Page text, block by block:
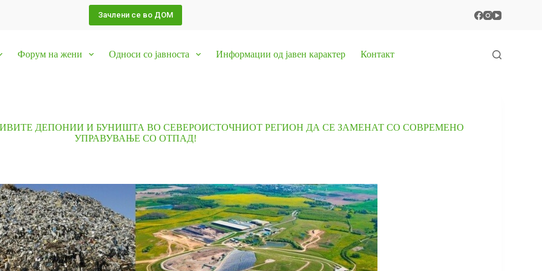
Зачлени се во ДОМ
Форум на жени Односи со јавноста Информации од јавен карактер Контакт
ДЕПОНИИ И БУНИШТА ВО СЕВЕРОИСТОЧНИОТ РЕГИОН ДА СЕ ЗАМЕНАТ СО СОВРЕМЕНО
УПРАВУВАЊЕ СО ОТПАД!